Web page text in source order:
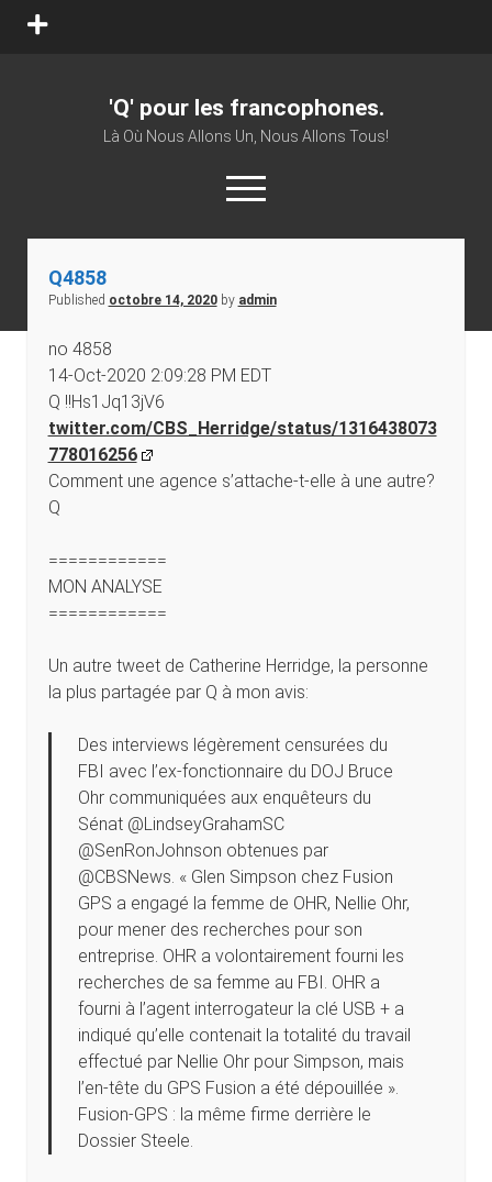
'Q' pour les francophones.
Là Où Nous Allons Un, Nous Allons Tous!
Q4858
Published octobre 14, 2020by admin
no 4858
14-Oct-2020 2:09:28 PM EDT
Q !!Hs1Jq13jV6
twitter.com/CBS_Herridge/status/1316438073
778016256
Comment une agence s’attache-t-elle à une autre?
Q
============
MON ANALYSE
============
Un autre tweet de Catherine Herridge, la personne
la plus partagée par Q à mon avis:
Des interviews légèrement censurées du
FBI avec l’ex-fonctionnaire du DOJ Bruce
Ohr communiquées aux enquêteurs du
Sénat @LindseyGrahamSC
@SenRonJohnson obtenues par
@CBSNews. « Glen Simpson chez Fusion
GPS a engagé la femme de OHR, Nellie Ohr,
pour mener des recherches pour son
entreprise. OHR a volontairement fourni les
recherches de sa femme au FBI. OHR a
fourni à l’agent interrogateur la clé USB + a
indiqué qu’elle contenait la totalité du travail
effectué par Nellie Ohr pour Simpson, mais
l’en-tête du GPS Fusion a été dépouillée ».
Fusion-GPS : la même firme derrière le
Dossier Steele.